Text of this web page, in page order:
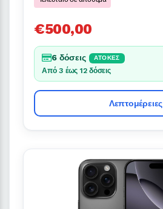
€500,00
6 δόσεις ΆΤΟΚΕΣ
Από 3 έως 12 δόσεις
Λεπτομέρειες